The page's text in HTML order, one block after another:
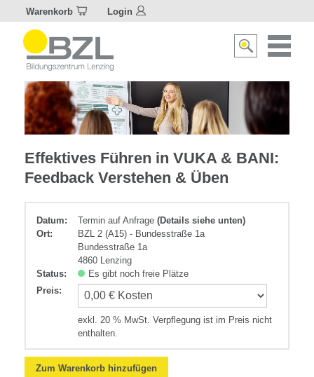
Warenkorb Login
Suche
Führungskompetenz
Effektives Führen in VUKA & BANI:
Feedback Verstehen & Üben
Datum: Termin auf Anfrage (Details siehe unten)
Ort:
BZL 2 (A15) - Bundesstraße 1a
Bundesstraße 1a
4860 Lenzing
Status:
Es gibt noch freie Plätze
Preis:
exkl. 20 % MwSt. Verpflegung ist im Preis nicht
enthalten.
Zum Warenkorb hinzufügen